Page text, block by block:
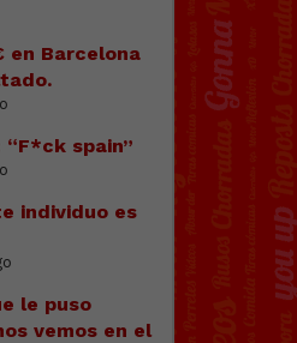
en Barcelona
spain”
individuo es
le puso
vemos en el